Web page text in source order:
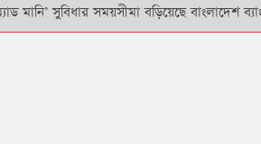
সুবিধার সময়সীমা বড়িয়েছে বাংলাদেশ ব্যাংক**